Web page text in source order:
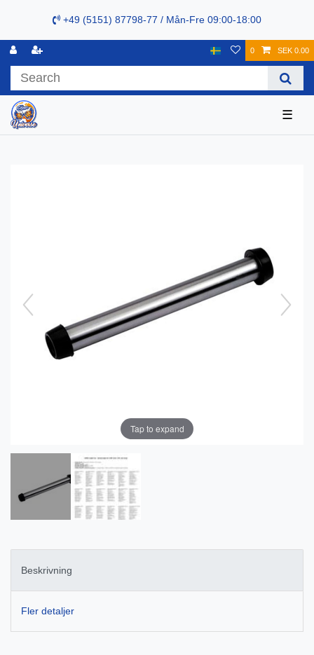
+49 (5151) 87798-77 / Mån-Fre 09:00-18:00
0 SEK 0.00
☰
Tap to expand
Beskrivning
Fler detaljer